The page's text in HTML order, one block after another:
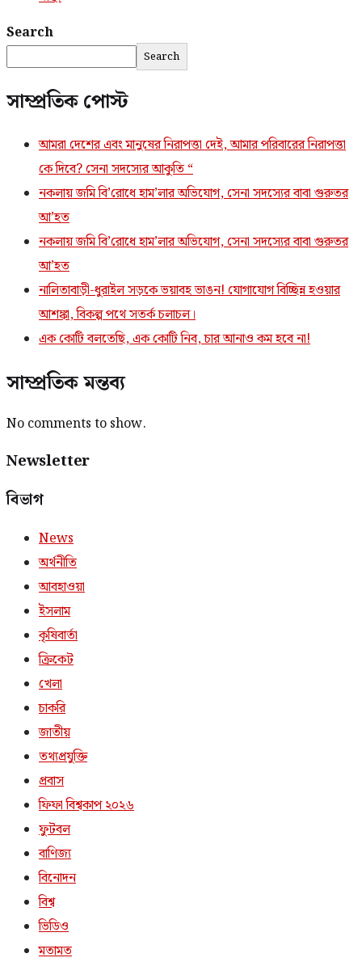
Search
Search
সাম্প্রতিক পোস্ট
আমরা দেশের এবং মানুষের নিরাপত্তা দেই, আমার পরিবারের নিরাপত্তা
কে দিবে? সেনা সদস্যের আকুতি “
নকলায় জমি বি’রোধে হাম’লার অভিযোগ, সেনা সদস্যের বাবা গুরুতর
আ’হত
নকলায় জমি বি’রোধে হাম’লার অভিযোগ, সেনা সদস্যের বাবা গুরুতর
আ’হত
নালিতাবাড়ী-ধুরাইল সড়কে ভয়াবহ ভাঙন! যোগাযোগ বিচ্ছিন্ন হওয়ার
আশঙ্কা, বিকল্প পথে সতর্ক চলাচল।
এক কোটি বলতেছি, এক কোটি নিব, চার আনাও কম হবে না!
সাম্প্রতিক মন্তব্য
No comments to show.
Newsletter
বিভাগ
News
অর্থনীতি
আবহাওয়া
ইসলাম
কৃষিবার্তা
ক্রিকেট
খেলা
চাকরি
জাতীয়
তথ্যপ্রযুক্তি
প্রবাস
ফিফা বিশ্বকাপ ২০২৬
ফুটবল
বাণিজ্য
বিনোদন
বিশ্ব
ভিডিও
মতামত